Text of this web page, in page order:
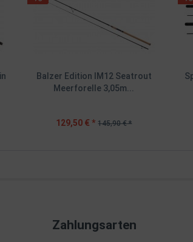
Balzer Edition IM12 Seatrout
Meerforelle 3,05m...
129,50 € * 145,90 € *
Zahlungsarten